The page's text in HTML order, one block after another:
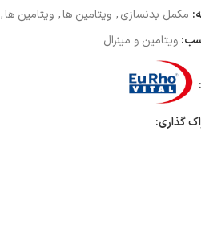
مکمل بدنسازی, ویتامین ها, ویتامین ها,
ویتامین و مینرال
گذاری: